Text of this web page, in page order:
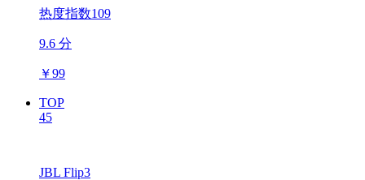
热度指数109
9.6 分
￥99
TOP
45
JBL Flip3